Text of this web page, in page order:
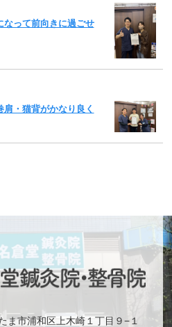
なって前向きに過ごせ
・猫背がかなり良く
市浦和区上木崎１丁目９−１